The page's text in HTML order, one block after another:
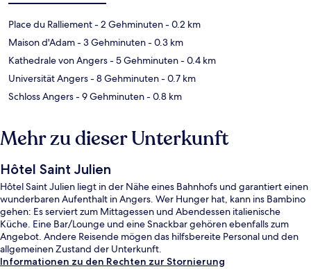
Place du Ralliement- 2 Gehminuten- 0.2 km
Maison d'Adam- 3 Gehminuten- 0.3 km
Kathedrale von Angers- 5 Gehminuten- 0.4 km
Universität Angers- 8 Gehminuten- 0.7 km
Schloss Angers- 9 Gehminuten- 0.8 km
Mehr zu dieser Unterkunft
Hôtel Saint Julien
Hôtel Saint Julien liegt in der Nähe eines Bahnhofs und garantiert einen
wunderbaren Aufenthalt in Angers. Wer Hunger hat, kann ins Bambino
gehen: Es serviert zum Mittagessen und Abendessen italienische
Küche. Eine Bar/Lounge und eine Snackbar gehören ebenfalls zum
Angebot. Andere Reisende mögen das hilfsbereite Personal und den
allgemeinen Zustand der Unterkunft.
Informationen zu den Rechten zur Stornierung